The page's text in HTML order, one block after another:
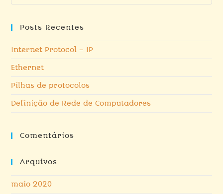
Posts Recentes
Internet Protocol – IP
Ethernet
Pilhas de protocolos
Definição de Rede de Computadores
Comentários
Arquivos
maio 2020